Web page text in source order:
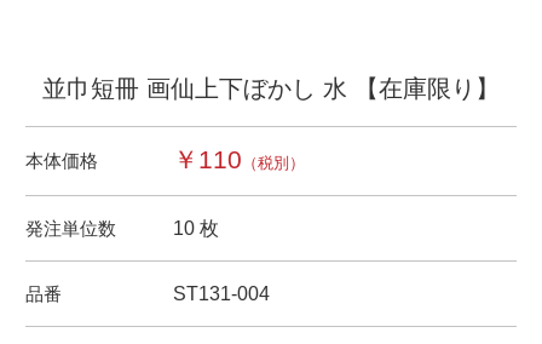
並巾短冊 画仙上下ぼかし 水 【在庫限り】
本体価格 ￥110 （税別）
発注単位数 10 枚
品番 ST131-004